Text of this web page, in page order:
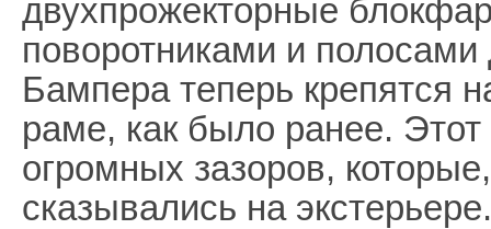
двухпрожекторные
поворотниками и
Бампера теперь крепятся
раме, как было ранее.
огромных зазоров,
сказывались на экстерьере.